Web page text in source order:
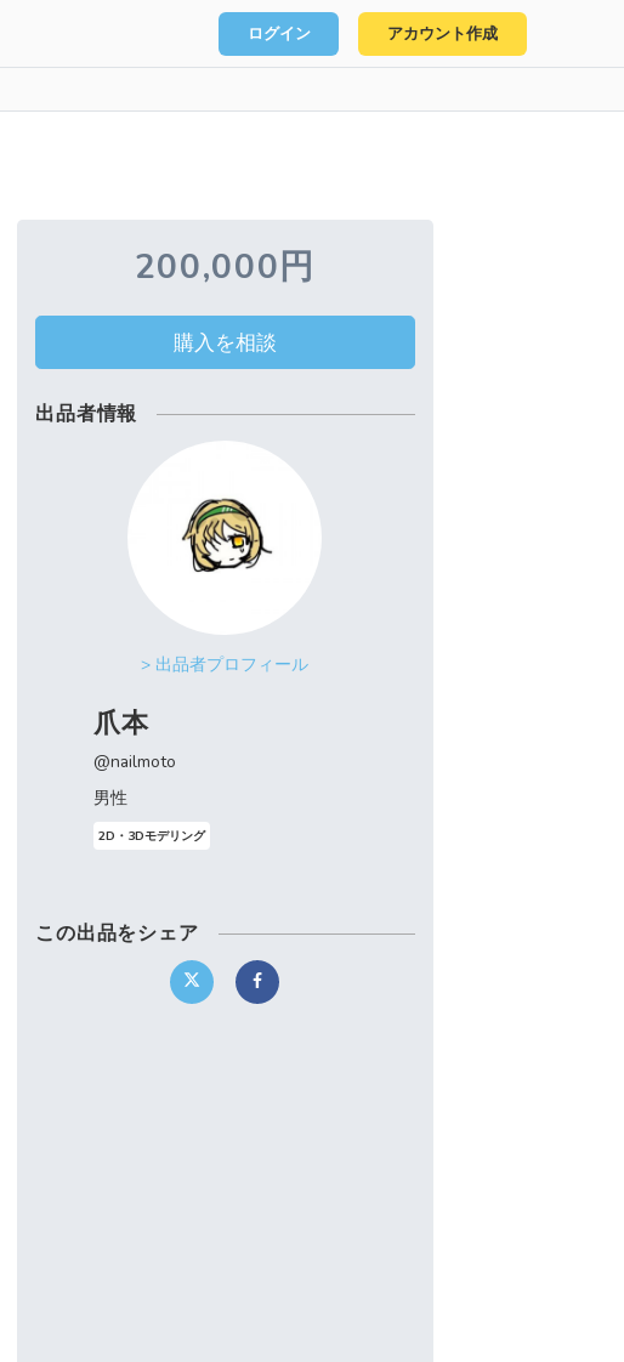
ログイン アカウント作成
200,000円
購入を相談
出品者情報
> 出品者プロフィール
爪本
@nailmoto
男性
2D・3Dモデリング
この出品をシェア